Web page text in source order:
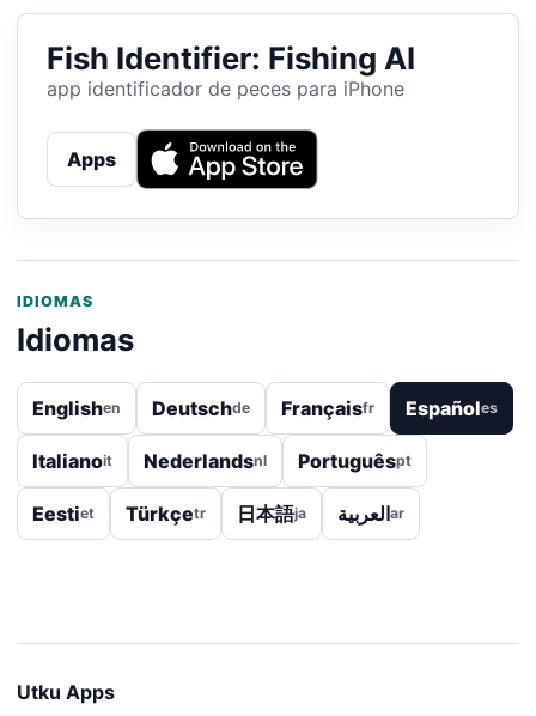
Fish Identifier: Fishing AI
app identificador de peces para iPhone
Apps
IDIOMAS
Idiomas
Englishen Deutschde Françaisfr Españoles
Italianoit Nederlandsnl Portuguêspt
Eestiet Türkçetr 日本語ja العربيةar
Utku Apps